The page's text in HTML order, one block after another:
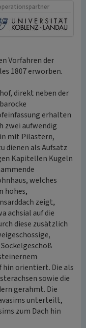
Vorfahren der
1807 erworben.
direkt neben der
erhalten
zwei aufwendig
mit Pilastern,
dienen als Aufsatz
Kapitellen Kugeln
welches
hohes,
zeigt,
achsial auf die
diese zusätzlich
hin orientiert. Die als
sowie die
gerahmt. Die
unterteilt,
zum Dach hin